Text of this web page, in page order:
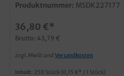
Produktnummer: MSDK227177
36,80 €*
Brutto: 43,79 €
zzgl. MwSt und Versandkosten
Inhalt: 250 Stück (0,15 €* / 1 Stück)